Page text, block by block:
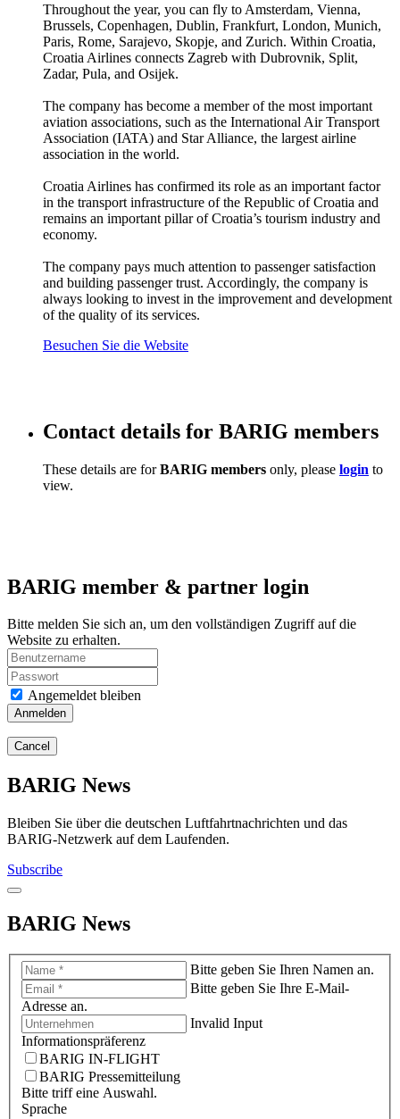
Throughout the year, you can fly to Amsterdam, Vienna,
Brussels, Copenhagen, Dublin, Frankfurt, London, Munich,
Paris, Rome, Sarajevo, Skopje, and Zurich. Within Croatia,
Croatia Airlines connects Zagreb with Dubrovnik, Split,
Zadar, Pula, and Osijek.
The company has become a member of the most important
aviation associations, such as the International Air Transport
Association (IATA) and Star Alliance, the largest airline
association in the world.
Croatia Airlines has confirmed its role as an important factor
in the transport infrastructure of the Republic of Croatia and
remains an important pillar of Croatia’s tourism industry and
economy.
The company pays much attention to passenger satisfaction
and building passenger trust. Accordingly, the company is
always looking to invest in the improvement and development
of the quality of its services.
Besuchen Sie die Website
Contact details for BARIG members
These details are forBARIG members only, please login to
view.
BARIG member & partner login
Bitte melden Sie sich an, um den vollständigen Zugriff auf die
Website zu erhalten.
Angemeldet bleiben
Anmelden
Cancel
BARIG News
Bleiben Sie über die deutschen Luftfahrtnachrichten und das
BARIG-Netzwerk auf dem Laufenden.
Subscribe
BARIG News
Bitte geben Sie Ihren Namen an.
Bitte geben Sie Ihre E-Mail-
Adresse an.
Invalid Input
Informationspräferenz
BARIG IN-FLIGHT
BARIG Pressemitteilung
Bitte triff eine Auswahl.
Sprache